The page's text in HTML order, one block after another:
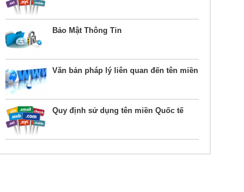
Bảo Mật Thông Tin
Văn bản pháp lý liên quan đến tên miền
Quy định sử dụng tên miền Quốc tế